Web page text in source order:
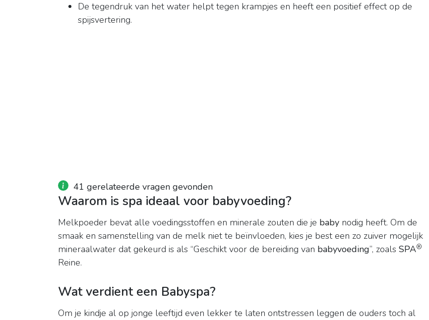
De tegendruk van het water helpt tegen krampjes en heeft een positief effect op de
spijsvertering.
41 gerelateerde vragen gevonden
Waarom is spa ideaal voor babyvoeding?
Melkpoeder bevat alle voedingsstoffen en minerale zouten die je baby nodig heeft. Om de
smaak en samenstelling van de melk niet te beïnvloeden, kies je best een zo zuiver mogelijk
mineraalwater dat gekeurd is als “Geschikt voor de bereiding van babyvoeding”, zoals SPA®
Reine.
Wat verdient een Babyspa?
Om je kindje al op jonge leeftijd even lekker te laten ontstressen leggen de ouders toch al